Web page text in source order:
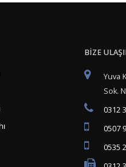
BİZE
Yuva
Sok.
0312
0507
0535